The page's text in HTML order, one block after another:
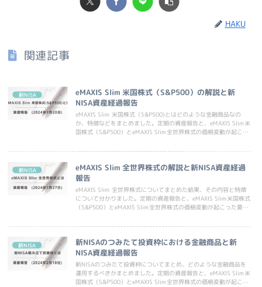
HAKU
関連記事
新NISA eMAXIS Slim 米国株式（S&P500）の解説と新
NISA資産経過報告
eMAXIS Slim 米国株式（S&P500)とはどのような金融商品なの
か、特徴などをまとめました。定期の資産報告と、eMAXIS Slim米
国株式（S&P500）とeMAXIS Slim全世界株式の価格変動が起こっ
新NISA eMAXIS Slim 全世界株式の解説と新NISA資産経過
報告
eMAXIS Slim 全世界株式についてまとめた結果、その内容と特徴
について分かりました。定期の資産報告と、eMAXIS Slim米国株式
（S&P500）とeMAXIS Slim全世界株式の価格変動が起こった要因
新NISA 新NISAのつみたて投資枠における金融商品と新
NISA資産経過報告
新NISAのつみたて投資枠についてまとめ、どのような金融商品を
運用するべきかまとめました。定期の資産報告と、eMAXIS Slim米
国株式（S&P500）とeMAXIS Slim全世界株式の価格変動が起こっ